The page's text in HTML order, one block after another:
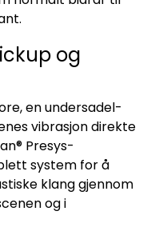
og
en undersadel-
vibrasjon direkte
Presys-
system for å
klang gjennom
og i